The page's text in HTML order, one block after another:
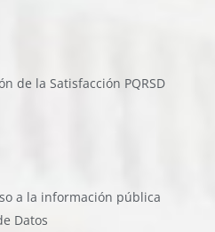
de la Satisfacción PQRSD
a la información pública
Datos